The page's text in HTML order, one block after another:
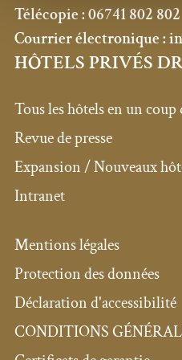
Télécopie :06741 802 802
Courrier électronique :
HÔTELS PRIVÉS
Tous les hôtels en un
Revue de presse
Expansion / Nouveaux
Intranet
Mentions légales
Protection des données
Déclaration d'accessibilité
CONDITIONS